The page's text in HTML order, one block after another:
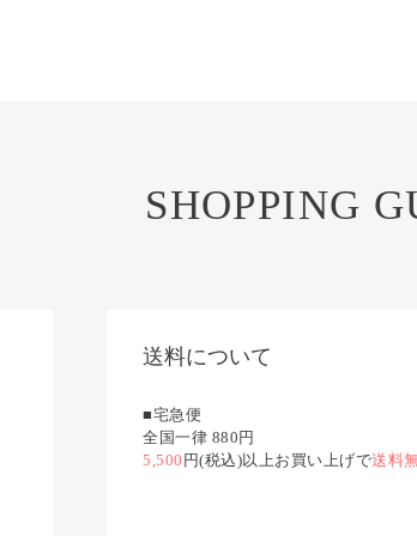
SHOPPING
送料について
■宅急便
全国一律 880円
5,500 円(税込)以上お買い上げで送料